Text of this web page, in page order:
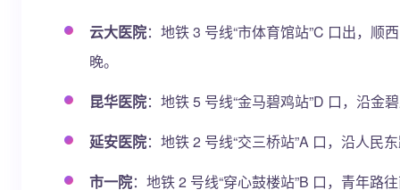
云大医院：地铁 3 号线“市体育馆站”C 口出，
晚。
昆华医院：地铁 5 号线“金马碧鸡站”D 口，沿金
延安医院：地铁 2 号线“交三桥站”A 口，沿人民
市一院：地铁 2 号线“穿心鼓楼站”B 口，青年路